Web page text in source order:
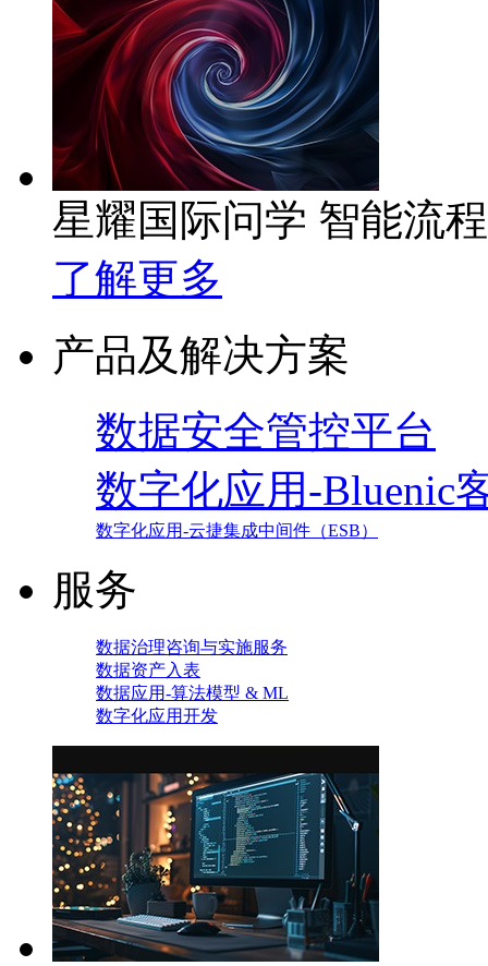
星耀国际问学 智能流
了解更多
产品及解决方案
数据安全管控平台
数字化应用-Bluenic
数字化应用-云捷集成中间件（ESB）
服务
数据治理咨询与实施服务
数据资产入表
数据应用-算法模型 & ML
数字化应用开发